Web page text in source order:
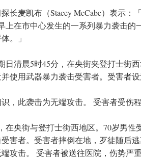
长麦凯布（Stacey McCabe）表示：
上在市中心发生的一系列暴力袭击的
。」
日清晨5时45分，在央街夹登打士街
使用武器暴力袭击受害者。受害者
，此袭击为无端攻击。 受害者受伤
在央街与登打士街西地区。70岁男性
害者。受害者摔倒在地，歹徒随后
攻击。 受害者被送往医院，伤势严